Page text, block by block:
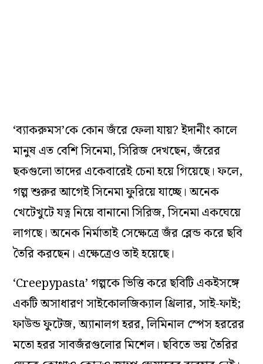
‘ব্যাকরুমস’কে কোন জঁরে ফেলা যায়? ইদানীং কালে
মানুষ এত বেশি সিনেমা, সিরিজ দেখছেন, জঁরের
ছকগুলো তাদের একেবারেই চেনা হয়ে গিয়েছে। ফলে,
গল্প শুরুর আগেই সিনেমা ফুরিয়ে যাচ্ছে। অনেক
খেটেখুটে যত্ন নিয়ে বানানো সিরিজ, সিনেমা একঘেয়ে
লাগছে। অনেক নির্মাতাই সেক্ষেত্রে জঁর ব্লেন্ড করে ছবি
তৈরি করছেন। এক্ষেত্রেও তাই হয়েছে।
‘Creepypasta’ গল্পকে ভিত্তি করে ছবিটি একইসঙ্গে
একটি অসাধারণ সাইকোলজিক্যাল থ্রিলার, সাই-ফাই;
ফাউন্ড ফুটেজ, অ্যানালগ হরর, লিমিনাল স্পেস হররের
মতো হরর সাবজঁরগুলোর মিশেল। ছবিতে ভয় তৈরির